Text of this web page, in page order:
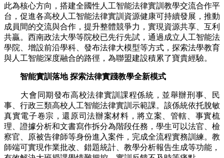
此為核心方向，搭建全國性人工智能法律實訓教學交流合作平
台，促進各高校人工智能法律實訓資源健康可持續發展，推動
成員間的交流與合作，提升整體競爭力，實現資源共享、互利
共贏。西南政法大學等院校已先行先試，通過成立人工智能法
學院、增設前沿學科、發布法律大模型等方式，探索法學教育
與人工智能深度融合的路徑，為聯盟建設積累了寶貴經驗。
智能實訓落地 探索法律實踐教學全新模式
大會同期發布高校法律實訓課程係統，並舉辦刑事、民
事、行政三類高校人工智能法律實訓示範課。該係統依托脫敏
真實電子卷宗，還原司法辦案材料，將立案、管轄、事實梳
理、證據分析和文書寫作拆分為階段任務，學生可以法官、檢
察官、原被告律師等身份進入案件，完成全流程實務訓練。教
師端可實現作業批改、錯題統計、教學分析報告生成等功能，